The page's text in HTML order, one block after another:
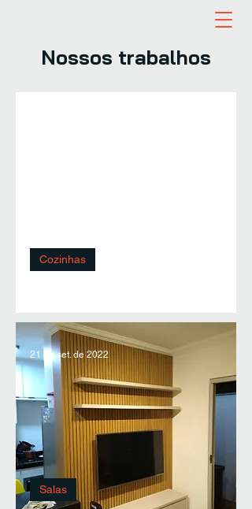
Nossos trabalhos
Cozinhas
Salas
21 de set. de 2022